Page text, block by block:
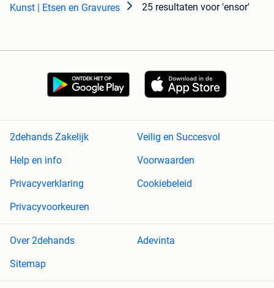
Kunst | Etsen en Gravures 25 resultaten voor 'ensor'
2dehands Zakelijk
Veilig en Succesvol
Help en info
Voorwaarden
Privacyverklaring
Cookiebeleid
Privacyvoorkeuren
Over 2dehands
Adevinta
Sitemap